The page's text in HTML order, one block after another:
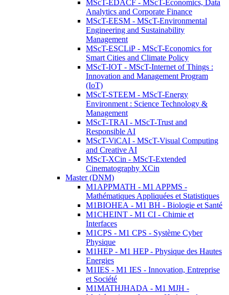
MScT-EDACF - MScT-Economics, Data
Analytics and Corporate Finance
MScT-EESM - MScT-Environmental
Engineering and Sustainability
Management
MScT-ESCLiP - MScT-Economics for
Smart Cities and Climate Policy
MScT-IOT - MScT-Internet of Things :
Innovation and Management Program
(IoT)
MScT-STEEM - MScT-Energy
Environment : Science Technology &
Management
MScT-TRAI - MScT-Trust and
Responsible AI
MScT-ViCAI - MScT-Visual Computing
and Creative AI
MScT-XCin - MScT-Extended
Cinematography XCin
Master (DNM)
M1APPMATH - M1 APPMS -
Mathématiques Appliquées et Statistiques
M1BIOHEA - M1 BH - Biologie et Santé
M1CHEINT - M1 CI - Chimie et
Interfaces
M1CPS - M1 CPS - Système Cyber
Physique
M1HEP - M1 HEP - Physique des Hautes
Energies
M1IES - M1 IES - Innovation, Entreprise
et Société
M1MATHJHADA - M1 MJH -